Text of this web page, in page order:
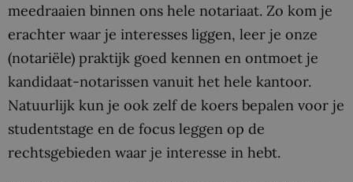
meedraaien binnen ons hele notariaat. Zo kom je
erachter waar je interesses liggen, leer je onze
(notariële) praktijk goed kennen en ontmoet je
kandidaat-notarissen vanuit het hele kantoor.
Natuurlijk kun je ook zelf de koers bepalen voor je
studentstage en de focus leggen op de
rechtsgebieden waar je interesse in hebt.